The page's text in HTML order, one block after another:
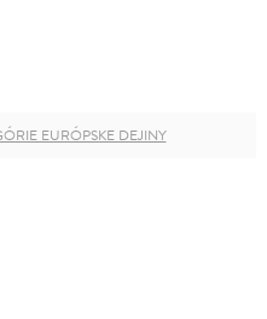
EURÓPSKE DEJINY